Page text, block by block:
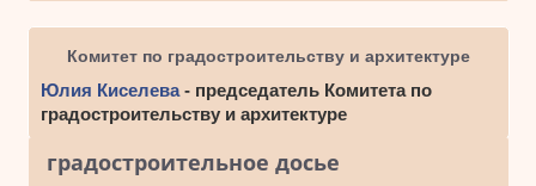
Комитет по градостроительству и архитектуре
Юлия Киселева- председатель Комитета по
градостроительству и архитектуре
градостроительное досье